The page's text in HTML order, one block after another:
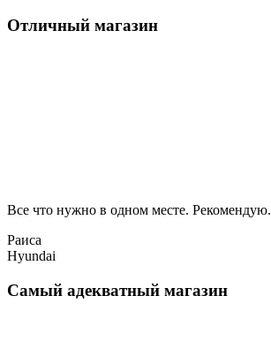
Отличный магазин
Все что нужно в одном месте. Рекомендую.
Раиса
Hyundai
Самый адекватный магазин